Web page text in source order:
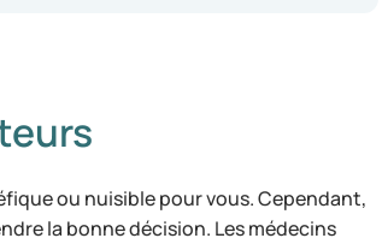
ou nuisible pour vous. Cependant,
la bonne décision. Les médecins